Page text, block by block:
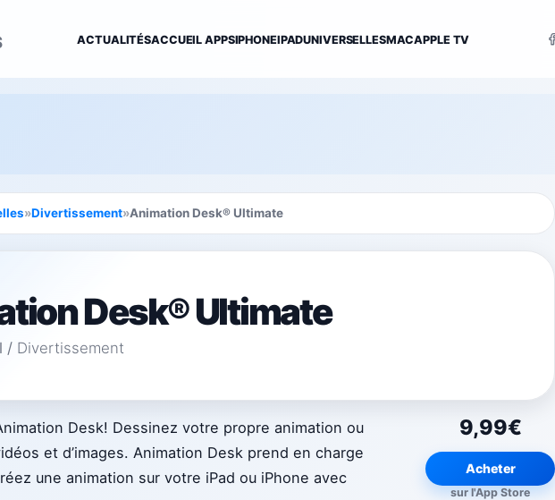
ACTUALITÉSACCUEIL APPSIPHONEIPADUNIVERSELLESMACAPPLE TV
»Divertissement»Animation Desk® Ultimate
Desk® Ultimate
/ Divertissement
9,99€
Acheter
sur l'App Store
Desk! Dessinez votre propre animation ou
et d’images. Animation Desk prend en charge
une animation sur votre iPad ou iPhone avec